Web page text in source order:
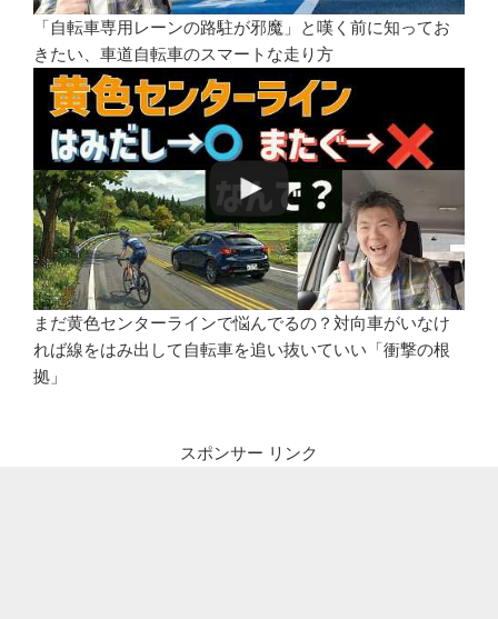
「自転車専用レーンの路駐が邪魔」と嘆く前に知ってお
きたい、車道自転車のスマートな走り方
まだ黄色センターラインで悩んでるの？対向車がいなけ
れば線をはみ出して自転車を追い抜いていい「衝撃の根
拠」
スポンサー リンク